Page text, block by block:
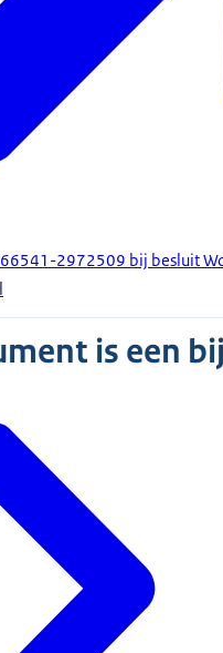
2972509 bij besluit
is een